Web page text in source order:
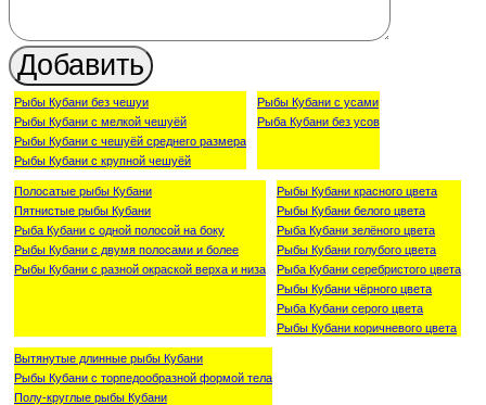
Рыбы Кубани без чешуи
Рыбы Кубани с мелкой чешуёй
Рыбы Кубани с чешуёй среднего размера
Рыбы Кубани с крупной чешуёй
Рыбы Кубани с усами
Рыба Кубани без усов
Полосатые рыбы Кубани
Пятнистые рыбы Кубани
Рыба Кубани с одной полосой на боку
Рыбы Кубани с двумя полосами и более
Рыбы Кубани с разной окраской верха и низа
Рыбы Кубани красного цвета
Рыбы Кубани белого цвета
Рыба Кубани зелёного цвета
Рыбы Кубани голубого цвета
Рыба Кубани серебристого цвета
Рыбы Кубани чёрного цвета
Рыба Кубани серого цвета
Рыбы Кубани коричневого цвета
Вытянутые длинные рыбы Кубани
Рыбы Кубани с торпедообразной формой тела
Полу-круглые рыбы Кубани